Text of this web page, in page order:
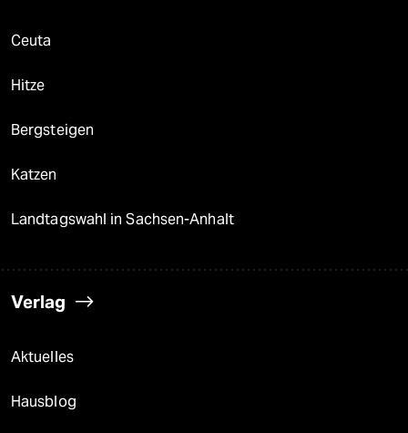
Ceuta
Hitze
Bergsteigen
Katzen
Landtagswahl in Sachsen-Anhalt
Verlag
Aktuelles
Hausblog